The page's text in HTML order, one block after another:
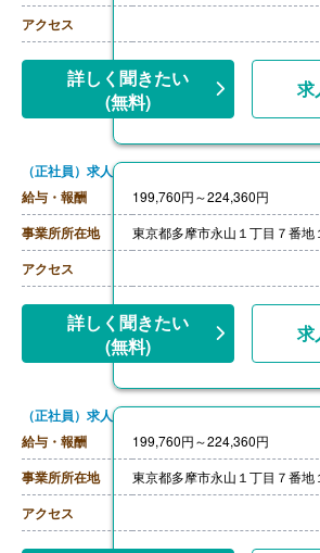
アクセス
詳しく聞きたい
(無料)
求
（正社員）求人
給与・報酬
199,760円～224,360円
事業所所在地 東京都多摩市永山１丁目７番地
アクセス
詳しく聞きたい
(無料)
求
（正社員）求人
給与・報酬
199,760円～224,360円
事業所所在地 東京都多摩市永山１丁目７番地
アクセス